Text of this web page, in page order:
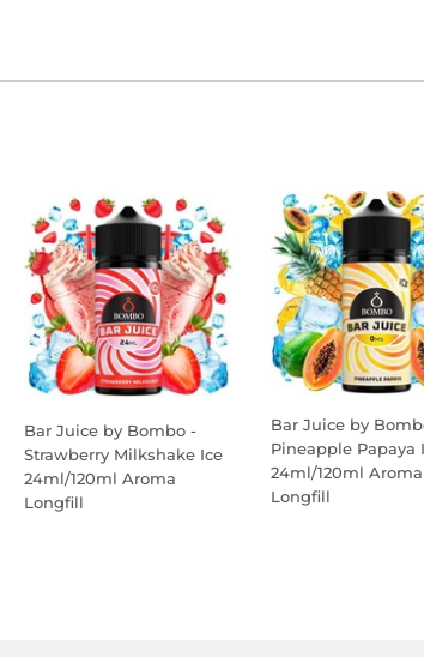
Bar Juice by Bombo -
Strawberry Milkshake Ice
24ml/120ml Aroma
Longfill
Bar Juice by
Pineapple Papaya
24ml/120ml Aroma
Longfill